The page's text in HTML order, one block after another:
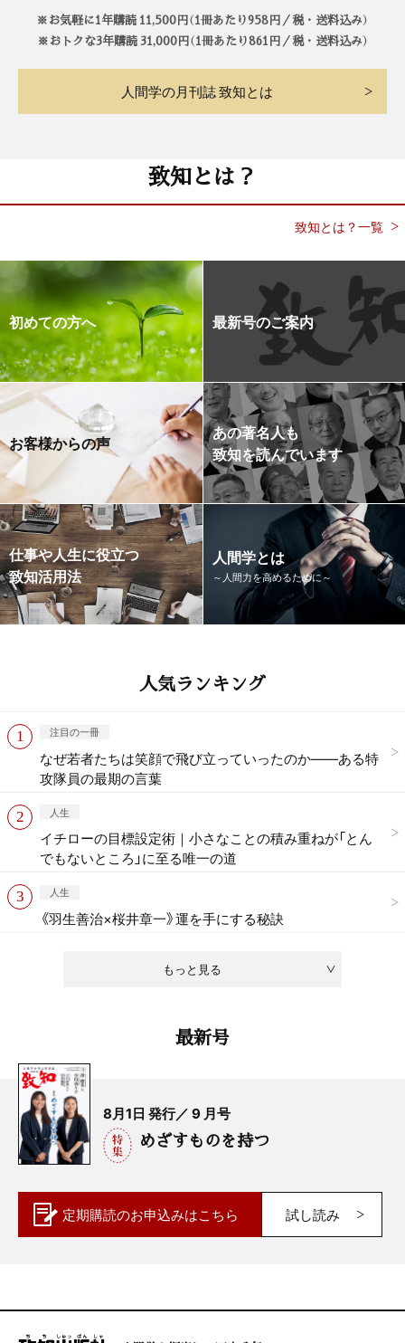
※お気軽に1年購読 11,500円（1冊あたり958円／税・送料込み）
※おトクな3年購読 31,000円（1冊あたり861円／税・送料込み）
人間学の月刊誌 致知とは
致知とは？
致知とは？一覧
初めての方へ 最新号のご案内
お客様からの声
あの著名人も
致知を読んでいます
仕事や人生に役立つ
致知活用法
人間学とは
～人間力を高めるために～
人気ランキング
もっと見る
注目の一冊
なぜ若者たちは笑顔で飛び立っていったのか——ある特
攻隊員の最期の言葉
人生
イチローの目標設定術｜小さなことの積み重ねが「とん
でもないところ」に至る唯一の道
人生
《羽生善治×桜井章一》運を手にする秘訣
最新号
8月1日 発行／ 9 月号
めざすものを持つ
定期購読のお申込みはこちら 試し読み